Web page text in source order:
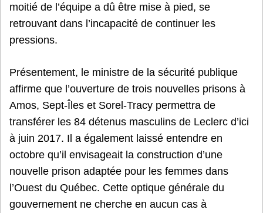
moitié de l’équipe a dû être mise à pied, se
retrouvant dans l’incapacité de continuer les
pressions.
Présentement, le ministre de la sécurité publique
affirme que l’ouverture de trois nouvelles prisons à
Amos, Sept-Îles et Sorel-Tracy permettra de
transférer les 84 détenus masculins de Leclerc d’ici
à juin 2017. Il a également laissé entendre en
octobre qu’il envisageait la construction d’une
nouvelle prison adaptée pour les femmes dans
l’Ouest du Québec. Cette optique générale du
gouvernement ne cherche en aucun cas à